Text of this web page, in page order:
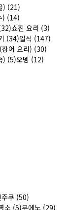
) (21)
) (14)
쇼진 요리 (3)
(34)일식 (147)
장어 요리) (30)
) (5)오뎅 (12)
주쿠 (50)
소 (5)우에노 (29)